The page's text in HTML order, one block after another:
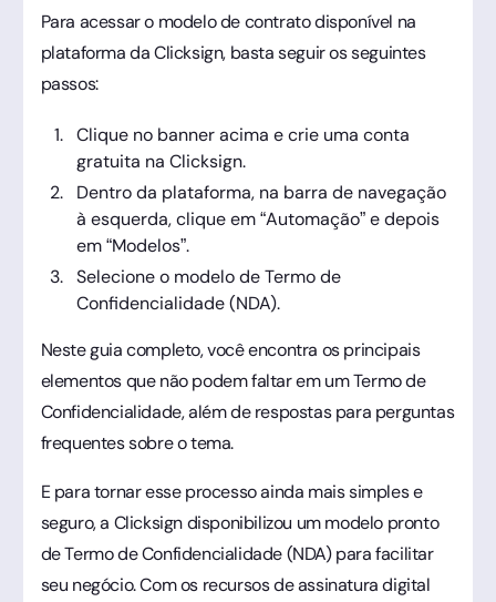
Para acessar o modelo de contrato disponível na
plataforma da Clicksign, basta seguir os seguintes
passos:
Clique no banner acima e crie uma conta
gratuita na Clicksign.
Dentro da plataforma, na barra de navegação
à esquerda, clique em “Automação” e depois
em “Modelos”.
Selecione o modelo de Termo de
Confidencialidade (NDA).
Neste guia completo, você encontra os principais
elementos que não podem faltar em um Termo de
Confidencialidade, além de respostas para perguntas
frequentes sobre o tema.
E para tornar esse processo ainda mais simples e
seguro, a Clicksign disponibilizou um modelo pronto
de Termo de Confidencialidade (NDA) para facilitar
seu negócio. Com os recursos de assinatura digital